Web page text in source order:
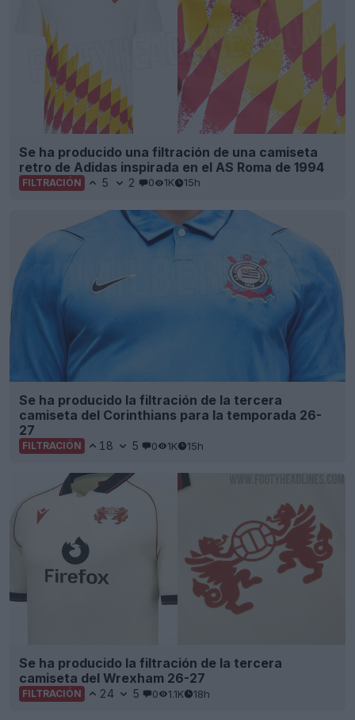
Se ha producido una filtración de una camiseta
retro de Adidas inspirada en el AS Roma de 1994
FILTRACIÓN 5 2 0 1K 15h
Se ha producido la filtración de la tercera
camiseta del Corinthians para la temporada 26-
27
FILTRACIÓN 18 5 0 1K 15h
Se ha producido la filtración de la tercera
camiseta del Wrexham 26-27
FILTRACIÓN 24 5 0 1.1K 18h